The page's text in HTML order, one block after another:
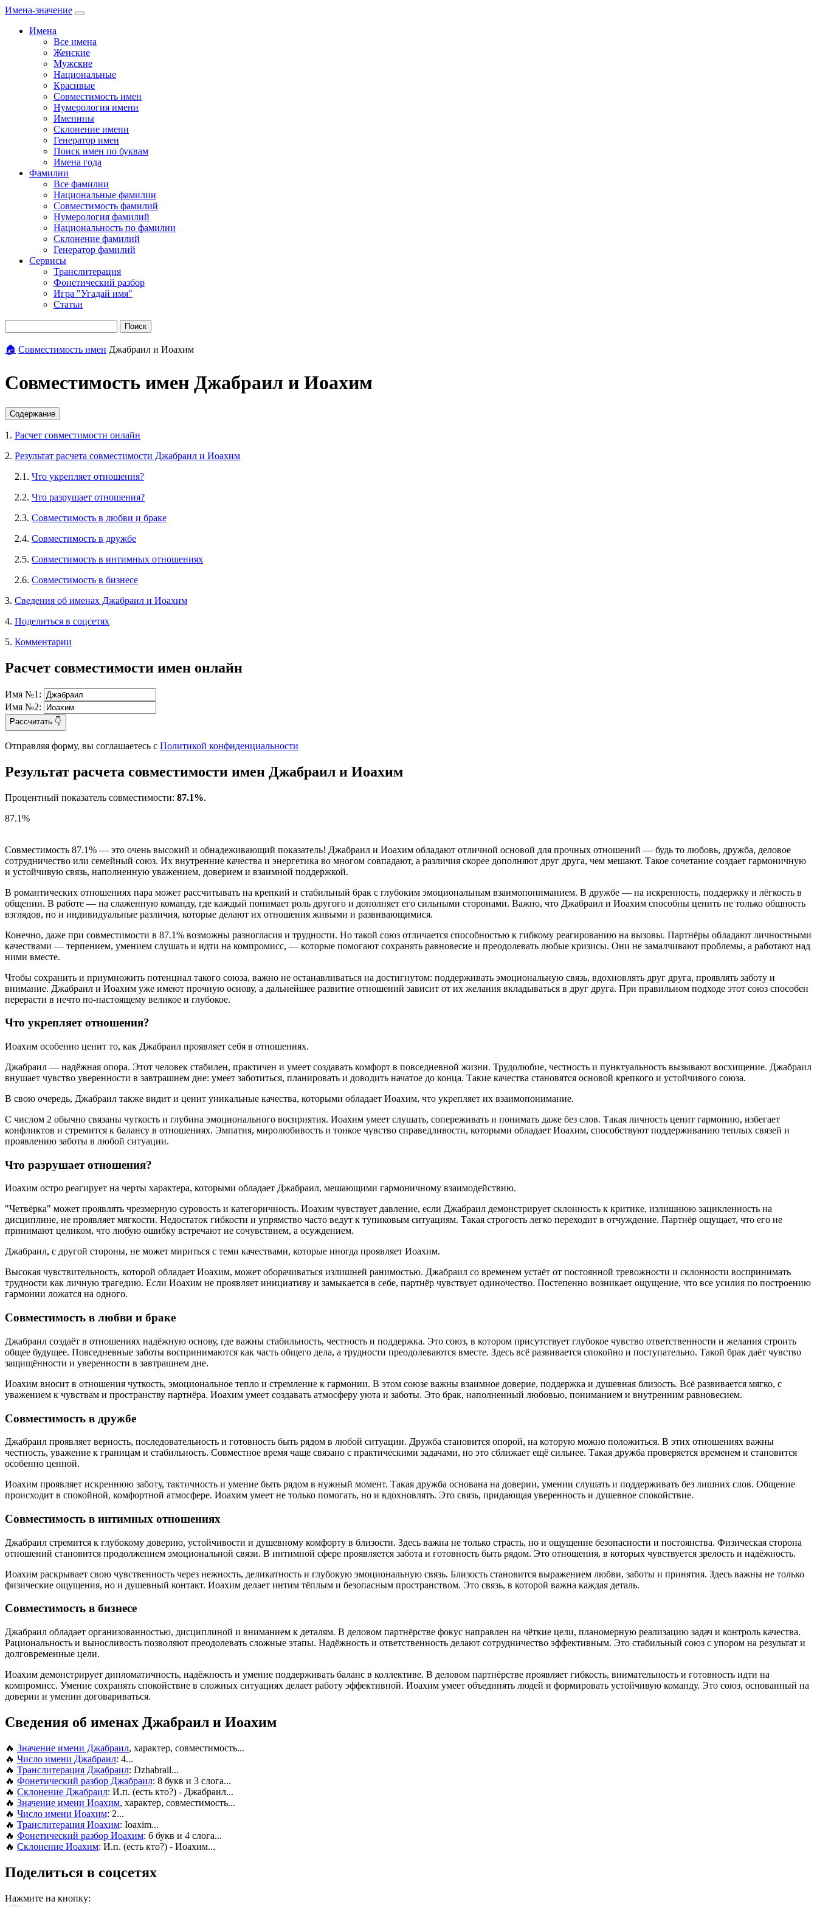
Имена-значение
Имена
Все имена
Женские
Мужские
Национальные
Красивые
Совместимость имен
Нумерология имени
Именины
Склонение имени
Генератор имен
Поиск имен по буквам
Имена года
Фамилии
Все фамилии
Национальные фамилии
Совместимость фамилий
Нумерология фамилий
Национальность по фамилии
Склонение фамилий
Генератор фамилий
Сервисы
Транслитерация
Фонетический разбор
Игра "Угадай имя"
Статьи
Поиск
🏠 Совместимость имен Джабраил и Иоахим
Совместимость имен Джабраил и Иоахим
Содержание
1. Расчет совместимости онлайн
2. Результат расчета совместимости Джабраил и Иоахим
2.1. Что укрепляет отношения?
2.2. Что разрушает отношения?
2.3. Совместимость в любви и браке
2.4. Совместимость в дружбе
2.5. Совместимость в интимных отношениях
2.6. Совместимость в бизнесе
3. Сведения об именах Джабраил и Иоахим
4. Поделиться в соцсетях
5. Комментарии
Расчет совместимости имен онлайн
Имя №1:
Имя №2:
Рассчитать 👇
Отправляя форму, вы соглашаетесь с Политикой конфиденциальности
Результат расчета совместимости имен Джабраил и Иоахим
Процентный показатель совместимости: 87.1%.
87.1%
Совместимость 87.1% — это очень высокий и обнадеживающий показатель! Джабраил и Иоахим обладают отличной основой для прочных отношений — будь то любовь, дружба, деловое
сотрудничество или семейный союз. Их внутренние качества и энергетика во многом совпадают, а различия скорее дополняют друг друга, чем мешают. Такое сочетание создает гармоничную
и устойчивую связь, наполненную уважением, доверием и взаимной поддержкой.
В романтических отношениях пара может рассчитывать на крепкий и стабильный брак с глубоким эмоциональным взаимопониманием. В дружбе — на искренность, поддержку и лёгкость в
общении. В работе — на слаженную команду, где каждый понимает роль другого и дополняет его сильными сторонами. Важно, что Джабраил и Иоахим способны ценить не только общность
взглядов, но и индивидуальные различия, которые делают их отношения живыми и развивающимися.
Конечно, даже при совместимости в 87.1% возможны разногласия и трудности. Но такой союз отличается способностью к гибкому реагированию на вызовы. Партнёры обладают личностными
качествами — терпением, умением слушать и идти на компромисс, — которые помогают сохранять равновесие и преодолевать любые кризисы. Они не замалчивают проблемы, а работают над
ними вместе.
Чтобы сохранить и приумножить потенциал такого союза, важно не останавливаться на достигнутом: поддерживать эмоциональную связь, вдохновлять друг друга, проявлять заботу и
внимание. Джабраил и Иоахим уже имеют прочную основу, а дальнейшее развитие отношений зависит от их желания вкладываться в друг друга. При правильном подходе этот союз способен
перерасти в нечто по-настоящему великое и глубокое.
Что укрепляет отношения?
Иоахим особенно ценит то, как Джабраил проявляет себя в отношениях.
Джабраил — надёжная опора. Этот человек стабилен, практичен и умеет создавать комфорт в повседневной жизни. Трудолюбие, честность и пунктуальность вызывают восхищение. Джабраил
внушает чувство уверенности в завтрашнем дне: умеет заботиться, планировать и доводить начатое до конца. Такие качества становятся основой крепкого и устойчивого союза.
В свою очередь, Джабраил также видит и ценит уникальные качества, которыми обладает Иоахим, что укрепляет их взаимопонимание.
С числом 2 обычно связаны чуткость и глубина эмоционального восприятия. Иоахим умеет слушать, сопереживать и понимать даже без слов. Такая личность ценит гармонию, избегает
конфликтов и стремится к балансу в отношениях. Эмпатия, миролюбивость и тонкое чувство справедливости, которыми обладает Иоахим, способствуют поддерживанию теплых связей и
проявлению заботы в любой ситуации.
Что разрушает отношения?
Иоахим остро реагирует на черты характера, которыми обладает Джабраил, мешающими гармоничному взаимодействию.
"Четвёрка" может проявлять чрезмерную суровость и категоричность. Иоахим чувствует давление, если Джабраил демонстрирует склонность к критике, излишнюю зацикленность на
дисциплине, не проявляет мягкости. Недостаток гибкости и упрямство часто ведут к тупиковым ситуациям. Такая строгость легко переходит в отчуждение. Партнёр ощущает, что его не
принимают целиком, что любую ошибку встречают не сочувствием, а осуждением.
Джабраил, с другой стороны, не может мириться с теми качествами, которые иногда проявляет Иоахим.
Высокая чувствительность, которой обладает Иоахим, может оборачиваться излишней ранимостью. Джабраил со временем устаёт от постоянной тревожности и склонности воспринимать
трудности как личную трагедию. Если Иоахим не проявляет инициативу и замыкается в себе, партнёр чувствует одиночество. Постепенно возникает ощущение, что все усилия по построению
гармонии ложатся на одного.
Совместимость в любви и браке
Джабраил создаёт в отношениях надёжную основу, где важны стабильность, честность и поддержка. Это союз, в котором присутствует глубокое чувство ответственности и желания строить
общее будущее. Повседневные заботы воспринимаются как часть общего дела, а трудности преодолеваются вместе. Здесь всё развивается спокойно и поступательно. Такой брак даёт чувство
защищённости и уверенности в завтрашнем дне.
Иоахим вносит в отношения чуткость, эмоциональное тепло и стремление к гармонии. В этом союзе важны взаимное доверие, поддержка и душевная близость. Всё развивается мягко, с
уважением к чувствам и пространству партнёра. Иоахим умеет создавать атмосферу уюта и заботы. Это брак, наполненный любовью, пониманием и внутренним равновесием.
Совместимость в дружбе
Джабраил проявляет верность, последовательность и готовность быть рядом в любой ситуации. Дружба становится опорой, на которую можно положиться. В этих отношениях важны
честность, уважение к границам и стабильность. Совместное время чаще связано с практическими задачами, но это сближает ещё сильнее. Такая дружба проверяется временем и становится
особенно ценной.
Иоахим проявляет искреннюю заботу, тактичность и умение быть рядом в нужный момент. Такая дружба основана на доверии, умении слушать и поддерживать без лишних слов. Общение
происходит в спокойной, комфортной атмосфере. Иоахим умеет не только помогать, но и вдохновлять. Это связь, придающая уверенность и душевное спокойствие.
Совместимость в интимных отношениях
Джабраил стремится к глубокому доверию, устойчивости и душевному комфорту в близости. Здесь важна не только страсть, но и ощущение безопасности и постоянства. Физическая сторона
отношений становится продолжением эмоциональной связи. В интимной сфере проявляется забота и готовность быть рядом. Это отношения, в которых чувствуется зрелость и надёжность.
Иоахим раскрывает свою чувственность через нежность, деликатность и глубокую эмоциональную связь. Близость становится выражением любви, заботы и принятия. Здесь важны не только
физические ощущения, но и душевный контакт. Иоахим делает интим тёплым и безопасным пространством. Это связь, в которой важна каждая деталь.
Совместимость в бизнесе
Джабраил обладает организованностью, дисциплиной и вниманием к деталям. В деловом партнёрстве фокус направлен на чёткие цели, планомерную реализацию задач и контроль качества.
Рациональность и выносливость позволяют преодолевать сложные этапы. Надёжность и ответственность делают сотрудничество эффективным. Это стабильный союз с упором на результат и
долговременные цели.
Иоахим демонстрирует дипломатичность, надёжность и умение поддерживать баланс в коллективе. В деловом партнёрстве проявляет гибкость, внимательность и готовность идти на
компромисс. Умение сохранять спокойствие в сложных ситуациях делает работу эффективной. Иоахим умеет объединять людей и формировать устойчивую команду. Это союз, основанный на
доверии и умении договариваться.
Сведения об именах Джабраил и Иоахим
🔥 Значение имени Джабраил, характер, совместимость...
🔥 Число имени Джабраил: 4...
🔥 Транслитерация Джабраил: Dzhabrail...
🔥 Фонетический разбор Джабраил: 8 букв и 3 слога...
🔥 Склонение Джабраил: И.п. (есть кто?) - Джабраил...
🔥 Значение имени Иоахим, характер, совместимость...
🔥 Число имени Иоахим: 2...
🔥 Транслитерация Иоахим: Ioaxim...
🔥 Фонетический разбор Иоахим: 6 букв и 4 слога...
🔥 Склонение Иоахим: И.п. (есть кто?) - Иоахим...
Поделиться в соцсетях
Нажмите на кнопку: